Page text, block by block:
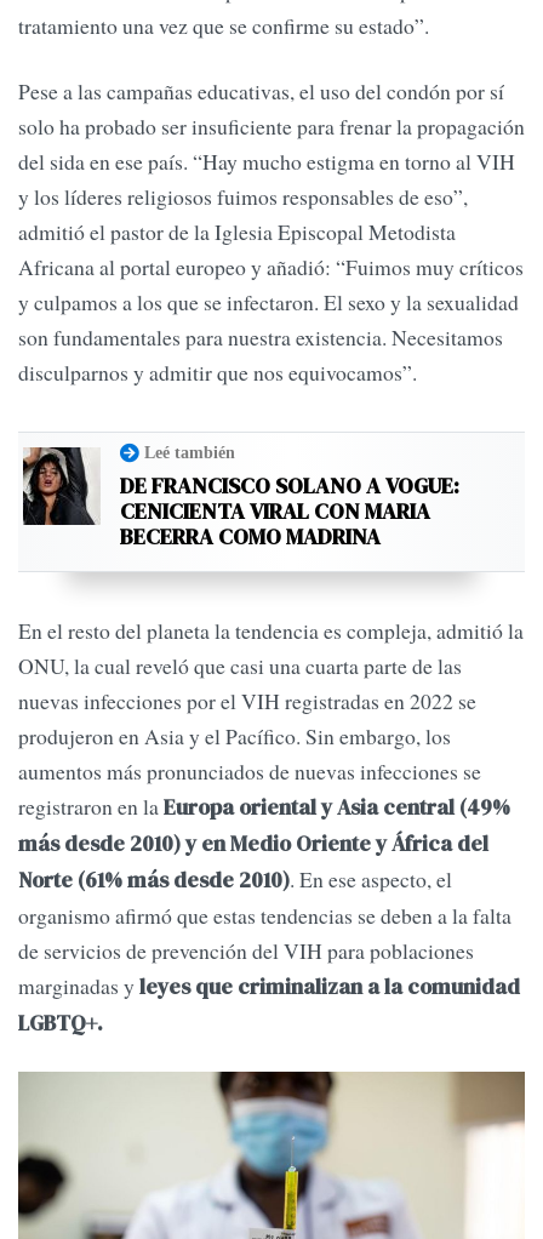
tratamiento una vez que se confirme su estado”.
Pese a las campañas educativas, el uso del condón por sí
solo ha probado ser insuficiente para frenar la propagación
del sida en ese país. “Hay mucho estigma en torno al VIH
y los líderes religiosos fuimos responsables de eso”,
admitió el pastor de la Iglesia Episcopal Metodista
Africana al portal europeo y añadió: “Fuimos muy críticos
y culpamos a los que se infectaron. El sexo y la sexualidad
son fundamentales para nuestra existencia. Necesitamos
disculparnos y admitir que nos equivocamos”.
Leé también
DE FRANCISCO SOLANO A VOGUE:
CENICIENTA VIRAL CON MARIA
BECERRA COMO MADRINA
En el resto del planeta la tendencia es compleja, admitió la
ONU, la cual reveló que casi una cuarta parte de las
nuevas infecciones por el VIH registradas en 2022 se
produjeron en Asia y el Pacífico. Sin embargo, los
aumentos más pronunciados de nuevas infecciones se
registraron en laEuropa oriental y Asia central (49%
más desde 2010) y en Medio Oriente y África del
Norte (61% más desde 2010). En ese aspecto, el
organismo afirmó que estas tendencias se deben a la falta
de servicios de prevención del VIH para poblaciones
marginadas y leyes que criminalizan a la comunidad
LGBTQ+.